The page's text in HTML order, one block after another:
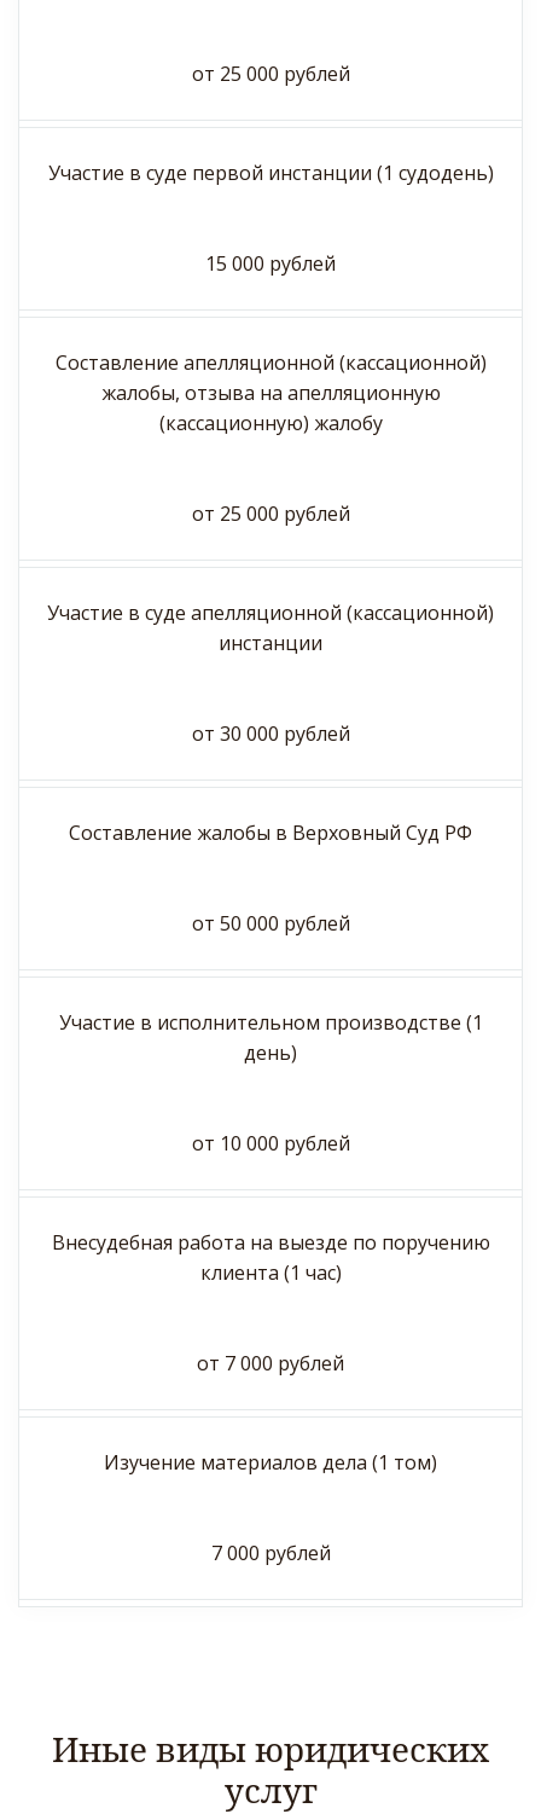
от 25 000 рублей
Участие в суде первой инстанции (1 судодень)
15 000 рублей
Составление апелляционной (кассационной)
жалобы, отзыва на апелляционную
(кассационную) жалобу
от 25 000 рублей
Участие в суде апелляционной (кассационной)
инстанции
от 30 000 рублей
Составление жалобы в Верховный Суд РФ
от 50 000 рублей
Участие в исполнительном производстве (1
день)
от 10 000 рублей
Внесудебная работа на выезде по поручению
клиента (1 час)
от 7 000 рублей
Изучение материалов дела (1 том)
7 000 рублей
Иные виды юридических
услуг